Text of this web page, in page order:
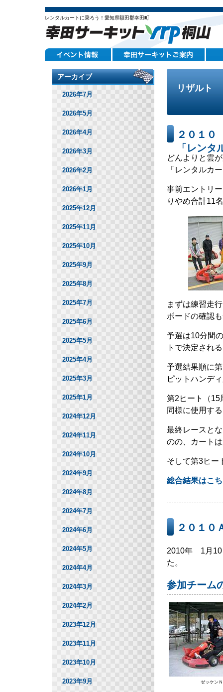
レンタルカートに乗ろう！愛知県額田郡幸田町
リザルト
２０１０
「レン
どんよりと雲
「レンタルカ
事前エントリ
りやめ合計11
まずは練習走
ボードの確認
予選は10分間
トで決定され
予選結果順に
ピットハンデ
第2ヒート（15
同様に使用す
最終レースと
のの、カート
そして第3ヒー
総合結果はこ
２０１
2010年 1月10
た。
参加チーム
ゼッケン
アーカイブ
2026年7月
2026年5月
2026年4月
2026年3月
2026年2月
2026年1月
2025年12月
2025年11月
2025年10月
2025年9月
2025年8月
2025年7月
2025年6月
2025年5月
2025年4月
2025年3月
2025年1月
2024年12月
2024年11月
2024年10月
2024年9月
2024年8月
2024年7月
2024年6月
2024年5月
2024年4月
2024年3月
2024年2月
2023年12月
2023年11月
2023年10月
2023年9月